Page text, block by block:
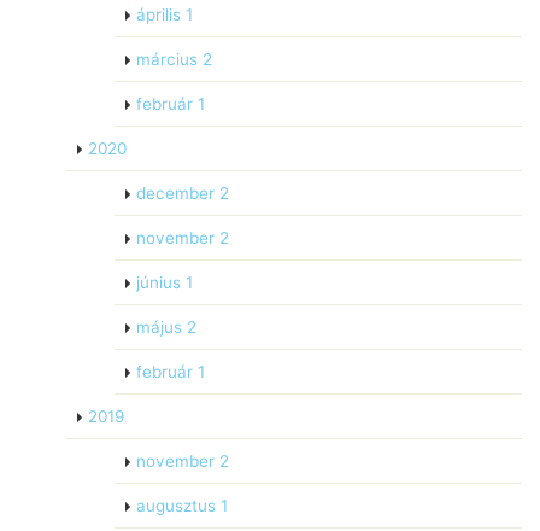
április 1
március 2
február 1
2020
december 2
november 2
június 1
május 2
február 1
2019
november 2
augusztus 1